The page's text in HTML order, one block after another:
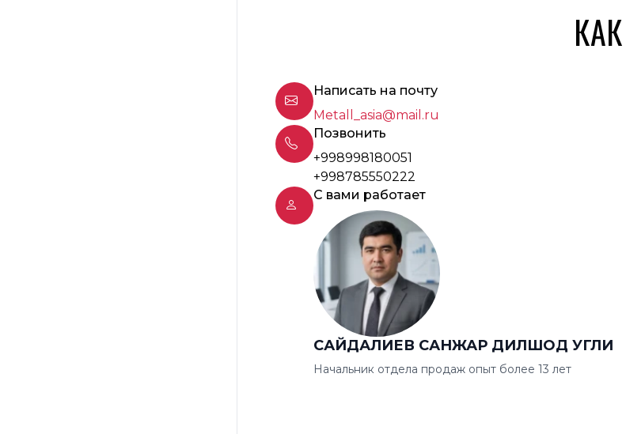
Написать на почту
Metall_asia@mail.ru
Позвонить
+998998180051
+998785550222
С вами работает
САЙДАЛИЕВ САНЖАР ДИЛШОД УГЛИ
Начальник отдела продаж опыт более 13 лет